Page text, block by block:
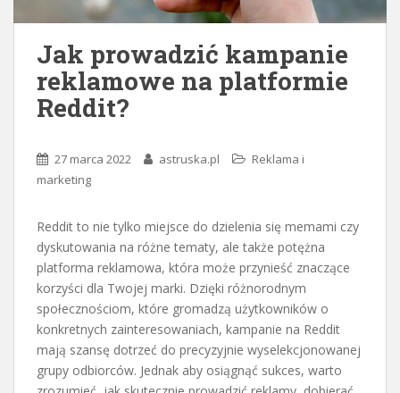
Jak prowadzić kampanie
reklamowe na platformie
Reddit?
27 marca 2022 astruska.pl
Reklama i
marketing
Reddit to nie tylko miejsce do dzielenia się memami czy
dyskutowania na różne tematy, ale także potężna
platforma reklamowa, która może przynieść znaczące
korzyści dla Twojej marki. Dzięki różnorodnym
społecznościom, które gromadzą użytkowników o
konkretnych zainteresowaniach, kampanie na Reddit
mają szansę dotrzeć do precyzyjnie wyselekcjonowanej
grupy odbiorców. Jednak aby osiągnąć sukces, warto